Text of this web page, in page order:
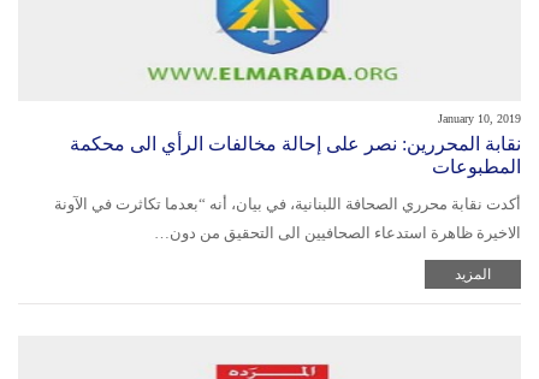
January 10, 2019
نقابة المحررين: نصر على إحالة مخالفات الرأي الى محكمة
المطبوعات
أكدت ​نقابة محرري الصحافة​ اللبنانية، في بيان، أنه “بعدما تكاثرت في الآونة
الاخيرة ظاهرة استدعاء الصحافيين الى التحقيق من دون…
المزيد